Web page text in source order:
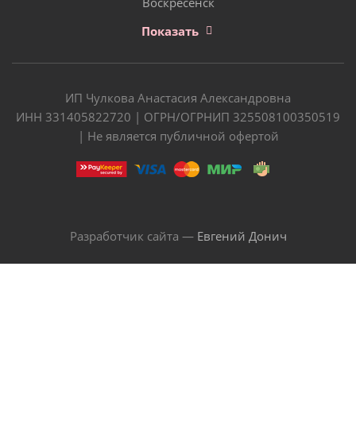
Показать
ИП Чулкова Анастасия Александровна
ИНН 331405822720 | ОГРН/ОГРНИП 325508100350519
| Не является публичной офертой
Разработчик сайта — Евгений Донич